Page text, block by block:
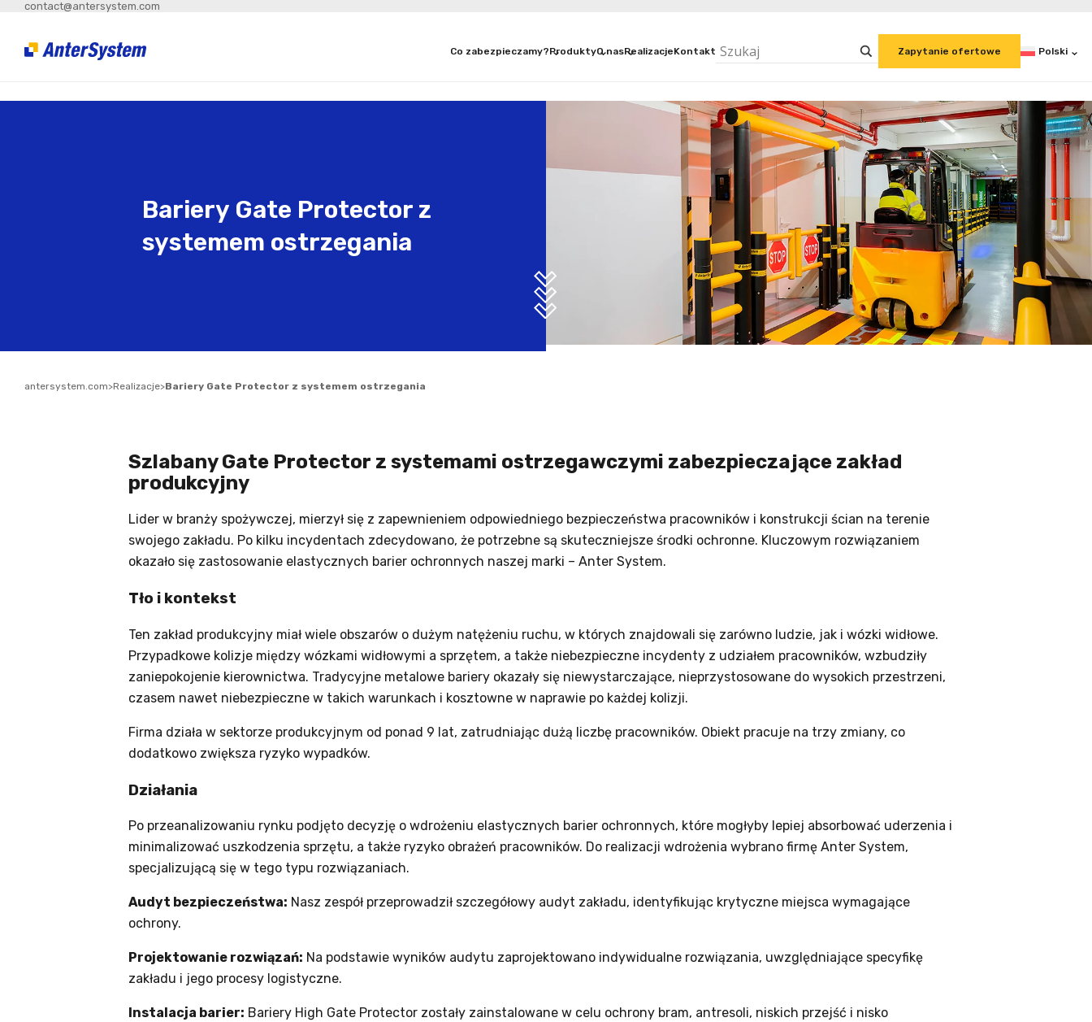
contact@antersystem.com
Co zabezpieczamy?ProduktyO nasRealizacjeKontakt Zapytanie ofertowe Polski
Bariery Gate Protector z
systemem ostrzegania
antersystem.com>Realizacje>Bariery Gate Protector z systemem ostrzegania
Szlabany Gate Protector z systemami ostrzegawczymi zabezpieczające zakład
produkcyjny
Lider w branży spożywczej, mierzył się z zapewnieniem odpowiedniego bezpieczeństwa pracowników i konstrukcji ścian na terenie
swojego zakładu. Po kilku incydentach zdecydowano, że potrzebne są skuteczniejsze środki ochronne. Kluczowym rozwiązaniem
okazało się zastosowanie elastycznych barier ochronnych naszej marki – Anter System.
Tło i kontekst
Ten zakład produkcyjny miał wiele obszarów o dużym natężeniu ruchu, w których znajdowali się zarówno ludzie, jak i wózki widłowe.
Przypadkowe kolizje między wózkami widłowymi a sprzętem, a także niebezpieczne incydenty z udziałem pracowników, wzbudziły
zaniepokojenie kierownictwa. Tradycyjne metalowe bariery okazały się niewystarczające, nieprzystosowane do wysokich przestrzeni,
czasem nawet niebezpieczne w takich warunkach i kosztowne w naprawie po każdej kolizji.
Firma działa w sektorze produkcyjnym od ponad 9 lat, zatrudniając dużą liczbę pracowników. Obiekt pracuje na trzy zmiany, co
dodatkowo zwiększa ryzyko wypadków.
Działania
Po przeanalizowaniu rynku podjęto decyzję o wdrożeniu elastycznych barier ochronnych, które mogłyby lepiej absorbować uderzenia i
minimalizować uszkodzenia sprzętu, a także ryzyko obrażeń pracowników. Do realizacji wdrożenia wybrano firmę Anter System,
specjalizującą się w tego typu rozwiązaniach.
Audyt bezpieczeństwa: Nasz zespół przeprowadził szczegółowy audyt zakładu, identyfikując krytyczne miejsca wymagające
ochrony.
Projektowanie rozwiązań: Na podstawie wyników audytu zaprojektowano indywidualne rozwiązania, uwzględniające specyfikę
zakładu i jego procesy logistyczne.
Instalacja barier: Bariery High Gate Protector zostały zainstalowane w celu ochrony bram, antresoli, niskich przejść i nisko